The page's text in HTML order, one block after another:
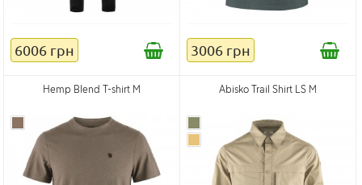
6006 грн 3006 грн
Hemp Blend T-shirt M Abisko Trail Shirt LS M